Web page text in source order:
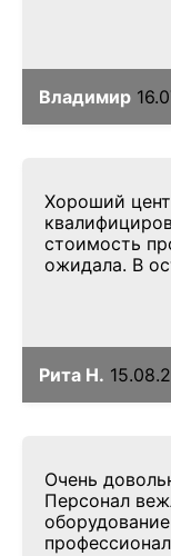
Владимир
Хороший
стоимость
ожидала. В
Рита Н.
Очень
Персонал